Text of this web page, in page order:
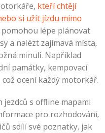
kteří chtějí
si užít jízdu mimo
lépe plánovat
a nalézt zajímavá místa,
minuli. Například
památky, kempovací
ocení každý motorkář.
s offline mapami
pro rozhodování,
sdílí své poznatky, jak